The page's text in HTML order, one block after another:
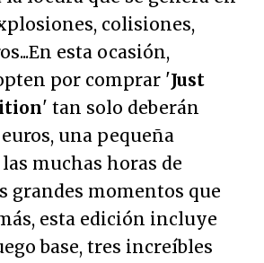
colisiones,
esta ocasión,
por comprar 'Just
' tan solo deberán
euros, una pequeña
muchas horas de
grandes momentos que
esta edición incluye
base, tres increíbles